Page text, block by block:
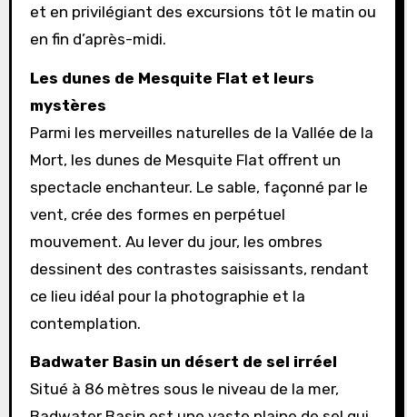
et en privilégiant des excursions tôt le matin ou
en fin d’après-midi.
Les dunes de Mesquite Flat et leurs
mystères
Parmi les merveilles naturelles de la Vallée de la
Mort, les dunes de Mesquite Flat offrent un
spectacle enchanteur. Le sable, façonné par le
vent, crée des formes en perpétuel
mouvement. Au lever du jour, les ombres
dessinent des contrastes saisissants, rendant
ce lieu idéal pour la photographie et la
contemplation.
Badwater Basin un désert de sel irréel
Situé à 86 mètres sous le niveau de la mer,